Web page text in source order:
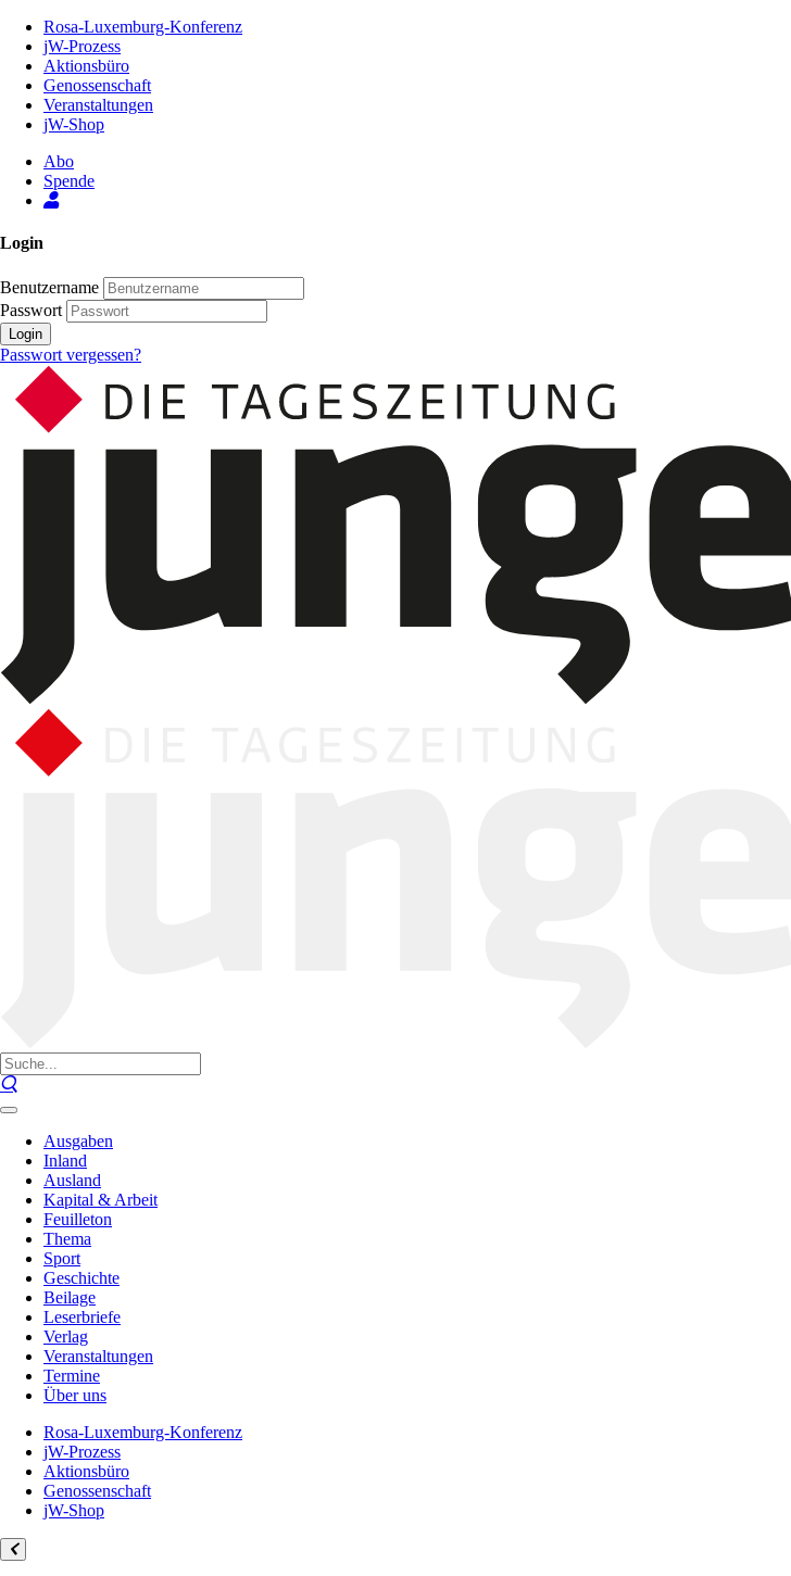
Inhalt
Seite
Rosa-Luxemburg-Konferenz
jW-Prozess
Aktionsbüro
Genossenschaft
Veranstaltungen
jW-Shop
Abo
Spende
Login
Benutzername
Passwort
Login
Passwort vergessen?
Ausgaben
Inland
Ausland
Kapital & Arbeit
Feuilleton
Thema
Sport
Geschichte
Beilage
Leserbriefe
Verlag
Veranstaltungen
Termine
Über uns
Rosa-Luxemburg-Konferenz
jW-Prozess
Aktionsbüro
Genossenschaft
jW-Shop